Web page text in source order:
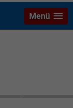
Menü